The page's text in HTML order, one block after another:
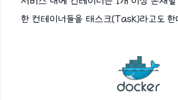
한 컨테이너들을 태스크(Task)라고도 한